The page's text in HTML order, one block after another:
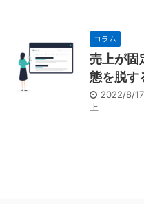
コラム
売上が固
態を脱す
2022/8/17
上